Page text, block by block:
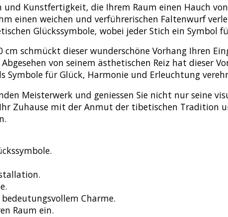
Kunstfertigkeit, die Ihrem Raum einen Hauch
einen weichen und verführerischen Faltenwurf
Glückssymbole, wobei jeder Stich ein Symbol
schmückt dieser wunderschöne Vorhang Ihren
von seinem ästhetischen Reiz hat dieser
für Glück, Harmonie und Erleuchtung
Meisterwerk und geniessen Sie nicht nur seine
Zuhause mit der Anmut der tibetischen Tradition
Charme.
Raum ein.